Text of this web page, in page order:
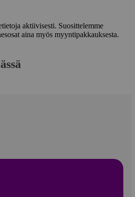
aktiivisesti. Suosittelemme
aina myös myyntipakkauksesta.